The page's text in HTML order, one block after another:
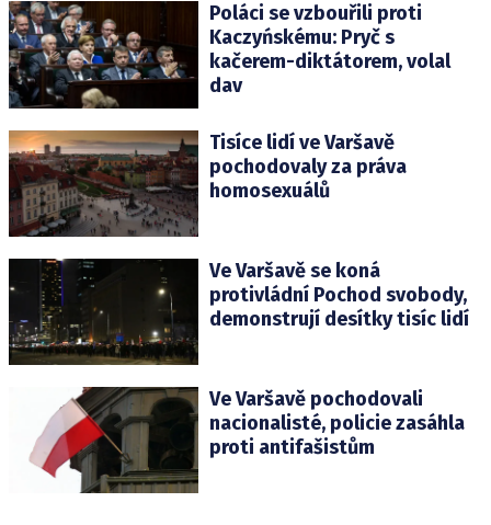
Poláci se vzbouřili proti
Kaczyńskému: Pryč s
kačerem-diktátorem, volal
dav
Tisíce lidí ve Varšavě
pochodovaly za práva
homosexuálů
Ve Varšavě se koná
protivládní Pochod svobody,
demonstrují desítky tisíc lidí
Ve Varšavě pochodovali
nacionalisté, policie zasáhla
proti antifašistům